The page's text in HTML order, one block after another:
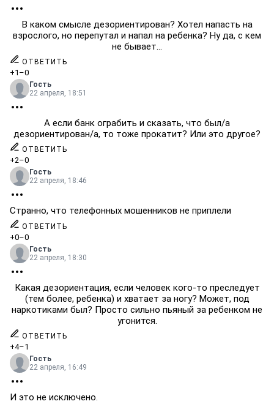
В каком смысле дезориентирован? Хотел напасть на
взрослого, но перепутал и напал на ребенка? Ну да, с кем
не бывает…
ОТВЕТИТЬ
+1 –0
Гость
22 апреля, 18:51
А если банк ограбить и сказать, что был/а
дезориентирован/а, то тоже прокатит? Или это другое?
ОТВЕТИТЬ
+2–0
Гость
22 апреля, 18:46
Странно, что телефонных мошенников не приплели
ОТВЕТИТЬ
+0–0
Гость
22 апреля, 18:30
Какая дезориентация, если человек кого-то преследует
(тем более, ребенка) и хватает за ногу? Может, под
наркотиками был? Просто сильно пьяный за ребенком не
угонится.
ОТВЕТИТЬ
+4–1
Гость
22 апреля, 16:49
И это не исключено.